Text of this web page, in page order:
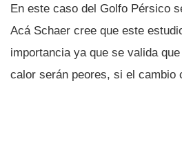
En este caso del Golfo Pérsico
Acá Schaer cree que este
importancia ya que se valida
calor serán peores, si el cambio